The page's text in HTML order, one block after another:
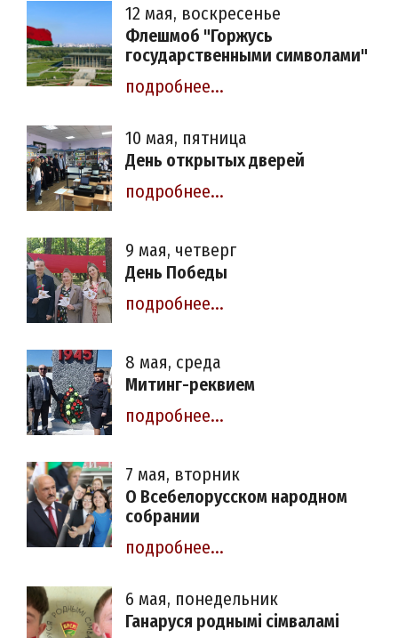
12 мая, воскресенье
Флешмоб "Горжусь
государственными символами"
подробнее...
10 мая, пятница
День открытых дверей
подробнее...
9 мая, четверг
День Победы
подробнее...
8 мая, среда
Митинг-реквием
подробнее...
7 мая, вторник
О Всебелорусском народном
собрании
подробнее...
6 мая, понедельник
Ганаруся роднымі сімваламі